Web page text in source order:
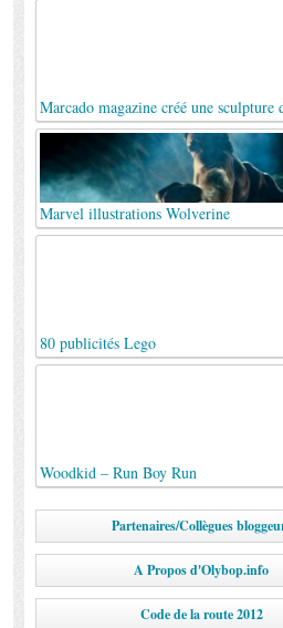
Marcado magazine créé une sculpture
Marvel illustrations Wolverine
80 publicités Lego
Woodkid – Run Boy Run
Partenaires/Collègues
A Propos d'Olybop.info
Code de la route 2012